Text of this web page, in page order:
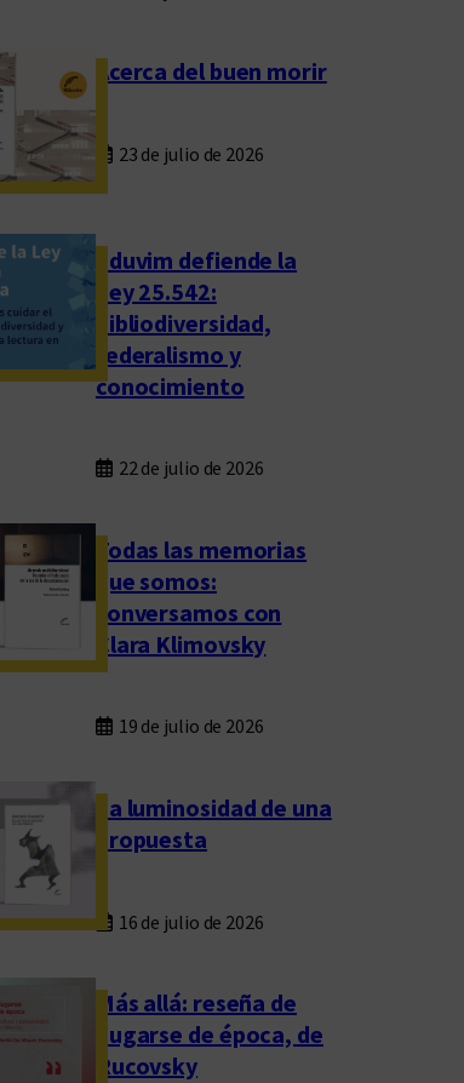
Acerca del buen morir
23 de julio de 2026
Eduvim defiende la
Ley 25.542:
bibliodiversidad,
federalismo y
conocimiento
22 de julio de 2026
Todas las memorias
que somos:
conversamos con
Clara Klimovsky
19 de julio de 2026
La luminosidad de una
propuesta
16 de julio de 2026
Más allá: reseña de
Fugarse de época, de
Rucovsky